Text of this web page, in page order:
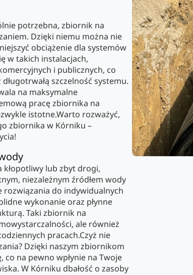
potrzebna, zbiornik na
Dzięki niemu można nie
obciążenie dla systemów
w takich instalacjach,
i publicznych, co
szczelność systemu.
na maksymalne
pracę zbiornika na
istotne.Warto rozważyć,
zbiornika w Kórniku –
kłopotliwy lub zbyt drogi,
niezależnym źródłem wody
rozwiązania do indywidualnych
wykonanie oraz płynne
Taki zbiornik na
ale również
pracach.Czyż nie
Dzięki naszym zbiornikom
co na pewno wpłynie na Twoje
W Kórniku dbałość o zasoby